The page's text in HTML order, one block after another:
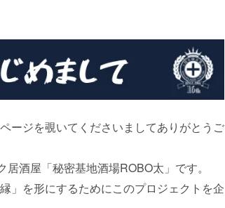
ージを覗いてくださいましてありがとうご
酒屋「秘密基地酒場ROBO太」です。
」を形にするためにこのプロジェクトを企